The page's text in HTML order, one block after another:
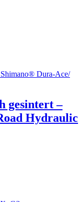
gesintert –
Hydraulic